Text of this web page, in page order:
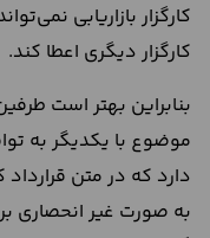
کارگزار بازاریابی
کارگزار دیگری اعطا کند.
بنابراین بهتر است
موضوع با یکدیگر به
دارد که در متن قرارداد
به صورت غیر انحصاری